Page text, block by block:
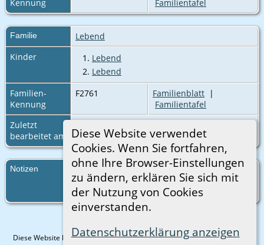
Diese Website verwendet
Cookies. Wenn Sie fortfahren,
ohne Ihre Browser-Einstellungen
zu ändern, erklären Sie sich mit
der Nutzung von Cookies
einverstanden.
Datenschutzerklärung anzeigen
Kennung
Familientafel
Familie
Lebend
Kinder
1. Lebend
2. Lebend
Familien-
Kennung
F2761 Familienblatt |
Familientafel
Zuletzt
bearbeitet am
Notizen
Mit dieser Bemerkung ist mindestens eine
lebende Person verknüpft - Details werden
aus Datenschutzgründen nicht angezeigt.
Diese Website läuft mitThe Next Generation of Genealogy Sitebuilding